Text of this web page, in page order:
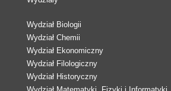
Wydział Biologii
Wydział Chemii
Wydział Ekonomiczny
Wydział Filologiczny
Wydział Historyczny